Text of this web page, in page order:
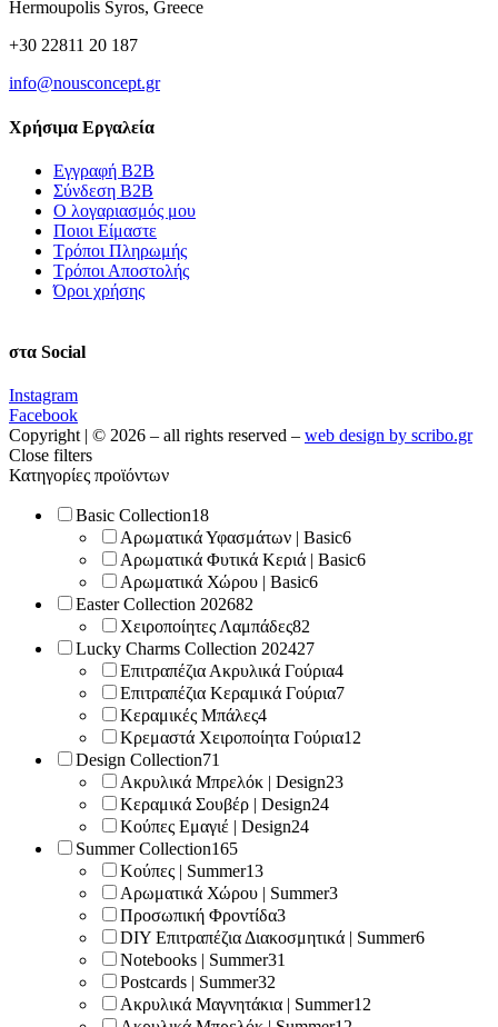
Hermoupolis Syros, Greece
+30 22811 20 187
info@nousconcept.gr
Χρήσιμα Εργαλεία
Εγγραφή Β2Β
Σύνδεση Β2Β
Ο λογαριασμός μου
Ποιοι Είμαστε
Τρόποι Πληρωμής
Τρόποι Αποστολής
Όροι χρήσης
στα Social
Instagram
Facebook
Copyright | © 2026 – all rights reserved – web design by scribo.gr
Close filters
Κατηγορίες προϊόντων
Basic Collection18
Αρωματικά Υφασμάτων | Basic6
Αρωματικά Φυτικά Κεριά | Basic6
Αρωματικά Χώρου | Basic6
Easter Collection 202682
Χειροποίητες Λαμπάδες82
Lucky Charms Collection 202427
Επιτραπέζια Ακρυλικά Γούρια4
Επιτραπέζια Κεραμικά Γούρια7
Κεραμικές Μπάλες4
Κρεμαστά Χειροποίητα Γούρια12
Design Collection71
Ακρυλικά Μπρελόκ | Design23
Κεραμικά Σουβέρ | Design24
Κούπες Εμαγιέ | Design24
Summer Collection165
Κούπες | Summer13
Αρωματικά Χώρου | Summer3
Προσωπική Φροντίδα3
DIY Επιτραπέζια Διακοσμητικά | Summer6
Notebooks | Summer31
Postcards | Summer32
Ακρυλικά Μαγνητάκια | Summer12